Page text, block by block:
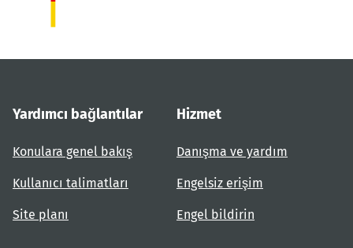
Yardımcı bağlantılar
Konulara genel bakış
Kullanıcı talimatları
Site planı
Hizmet
Danışma ve yardım
Engelsiz erişim
Engel bildirin